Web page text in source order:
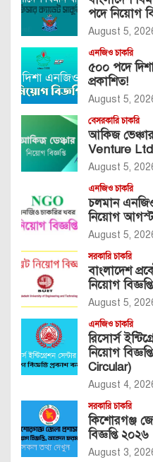
পদে নিয়োগ
August 5,
এনজিও চাকরি
৫০০ পদে
প্রকাশিত!
August 5,
বেসরকারি চাকরি
আকিজ
Venture
August 5,
এনজিও চাকরি
চলমান
নিয়োগ
August 5,
সরকারি চাকরি
বাংলাদেশ
নিয়োগ
August 5,
এনজিও চাকরি
রিসোর্স
নিয়োগ
Circular)
August 4,
সরকারি চাকরি
কিশোরগঞ্জ
বিজ্ঞপ্তি
August 3,